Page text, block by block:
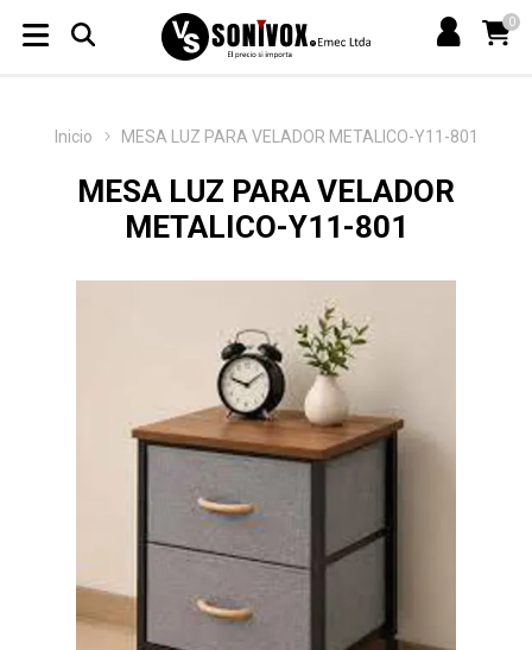
0
Inicio MESA LUZ PARA VELADOR METALICO-Y11-801
MESA LUZ PARA VELADOR
METALICO-Y11-801